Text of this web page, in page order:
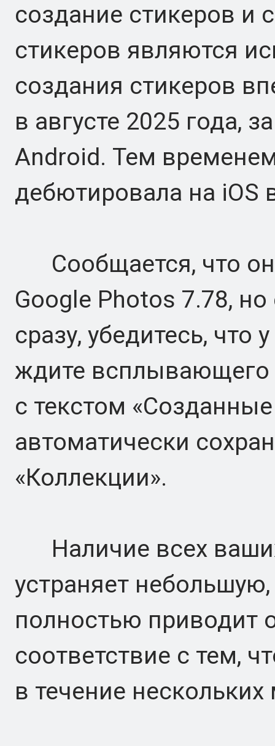
создание стикеров и
стикеров являются
создания стикеров
в августе 2025 года,
Android. Тем
дебютировала на iOS
Сообщается, что
Google Photos 7.78,
сразу, убедитесь, что
ждите
с текстом
автоматически
«Коллекции».
Наличие всех
устраняет
полностью приводит
соответствие с тем,
в течение